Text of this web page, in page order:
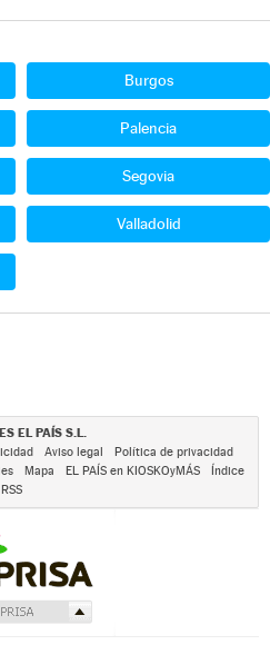
Burgos
Palencia
Segovia
Valladolid
EL PAÍS S.L.
Aviso legal
Política de privacidad
Mapa EL PAÍS en KIOSKOyMÁS
Índice
RSS